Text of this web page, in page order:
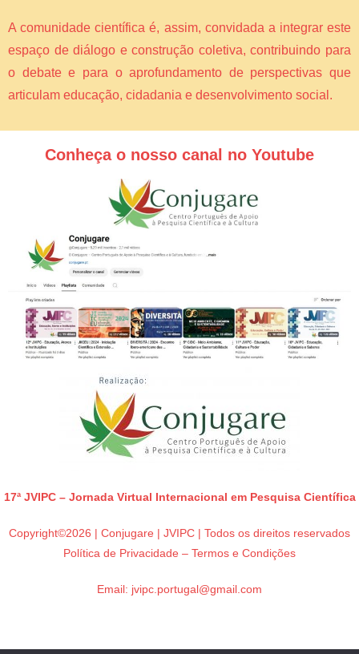
A comunidade científica é, assim, convidada a integrar este
espaço de diálogo e construção coletiva, contribuindo para
o debate e para o aprofundamento de perspectivas que
articulam educação, cidadania e desenvolvimento social.
Conheça o nosso canal no Youtube
17ª JVIPC – Jornada Virtual Internacional em Pesquisa Científica
Copyright©2026 | Conjugare | JVIPC | Todos os direitos reservados
Política de Privacidade – Termos e Condições
Email: jvipc.portugal@gmail.com